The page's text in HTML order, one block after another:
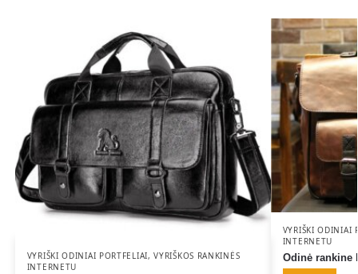
VYRIŠKI ODINIAI PORTFELIAI,VYRIŠKOS RANKINĖS
INTERNETU
VYRIŠKI ODINIAI
INTERNETU
Odinė rankine